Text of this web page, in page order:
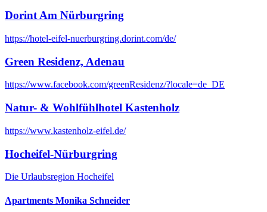
Dorint Am Nürburgring
https://hotel-eifel-nuerburgring.dorint.com/de/
Green Residenz, Adenau
https://www.facebook.com/greenResidenz/?locale=de_DE
Natur- & Wohlfühlhotel Kastenholz
https://www.kastenholz-eifel.de/
Hocheifel-Nürburgring
Die Urlaubsregion Hocheifel
Apartments Monika Schneider